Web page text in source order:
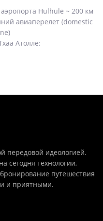
Hulhule ~ 200 км
авиаперелет (domestic
Атолле:
передовой идеологией.
сегодня технологии,
путешествия
и приятными.